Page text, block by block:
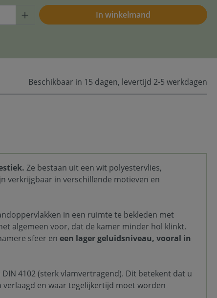
In winkelmand
Beschikbaar in 15 dagen, levertijd 2-5 werkdagen
Ze bestaan uit een wit polyestervlies,
verkrijgbaar in verschillende motieven en
in een ruimte te bekleden met
algemeen voor, dat de kamer minder hol klinkt.
sfeer en een lager geluidsniveau, vooral in
4102 (sterk vlamvertragend). Dit betekent dat u
verlaagd en waar tegelijkertijd moet worden